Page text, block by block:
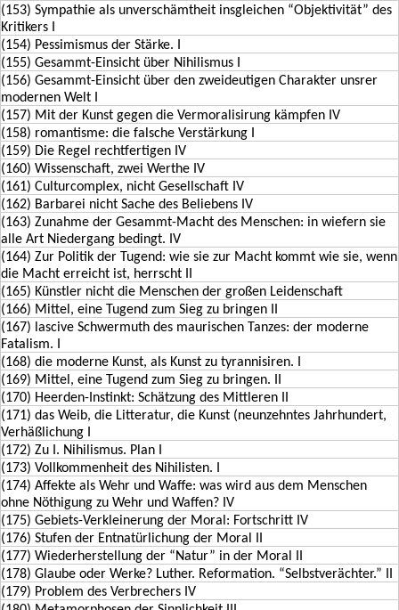
(153) Sympathie als unverschämtheit insgleichen “Objektivität” des
Kritikers I
(154) Pessimismus der Stärke. I
(155) Gesammt-Einsicht über Nihilismus I
(156) Gesammt-Einsicht über den zweideutigen Charakter unsrer
modernen Welt I
(157) Mit der Kunst gegen die Vermoralisirung kämpfen IV
(158) romantisme: die falsche Verstärkung I
(159) Die Regel rechtfertigen IV
(160) Wissenschaft, zwei Werthe IV
(161) Culturcomplex, nicht Gesellschaft IV
(162) Barbarei nicht Sache des Beliebens IV
(163) Zunahme der Gesammt-Macht des Menschen: in wiefern sie
alle Art Niedergang bedingt. IV
(164) Zur Politik der Tugend: wie sie zur Macht kommt wie sie, wenn
die Macht erreicht ist, herrscht II
(165) Künstler nicht die Menschen der großen Leidenschaft
(166) Mittel, eine Tugend zum Sieg zu bringen II
(167) lascive Schwermuth des maurischen Tanzes: der moderne
Fatalism. I
(168) die moderne Kunst, als Kunst zu tyrannisiren. I
(169) Mittel, eine Tugend zum Sieg zu bringen. II
(170) Heerden-Instinkt: Schätzung des Mittleren II
(171) das Weib, die Litteratur, die Kunst (neunzehntes Jahrhundert,
Verhäßlichung I
(172) Zu I. Nihilismus. Plan I
(173) Vollkommenheit des Nihilisten. I
(174) Affekte als Wehr und Waffe: was wird aus dem Menschen
ohne Nöthigung zu Wehr und Waffen? IV
(175) Gebiets-Verkleinerung der Moral: Fortschritt IV
(176) Stufen der Entnatürlichung der Moral II
(177) Wiederherstellung der “Natur” in der Moral II
(178) Glaube oder Werke? Luther. Reformation. “Selbstverächter.” II
(179) Problem des Verbrechers IV